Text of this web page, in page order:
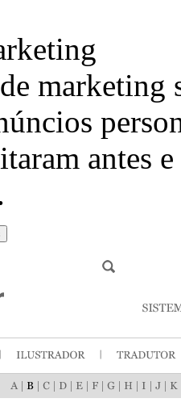
marketing
antes